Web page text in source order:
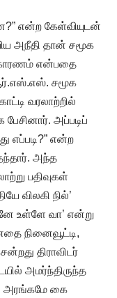
என்ற கேள்வியுடன்
அநீதி தான் சமூக
என்பதை
சமூக
வரலாற்றில்
அப்படிப்
எப்படி?” என்ற
அந்த
பதிவுகள்
விலகி நில்’
உள்ளே வா’ என்று
நினைவூட்டி,
திராவிடர்
அமர்ந்திருந்த
அரங்கமே கை